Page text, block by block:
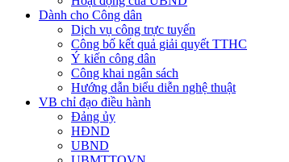
Dành cho Công dân
Dịch vụ công trực tuyến
Công bố kết quả giải quyết TTHC
Ý kiến công dân
Công khai ngân sách
Hướng dẫn biểu diễn nghệ thuật
VB chỉ đạo điều hành
Đảng ủy
HĐND
UBND